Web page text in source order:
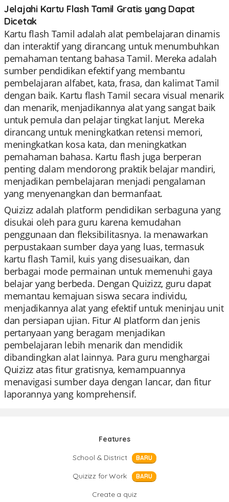
Jelajahi Kartu Flash Tamil Gratis yang Dapat
Dicetak
Kartu flash Tamil adalah alat pembelajaran dinamis
dan interaktif yang dirancang untuk menumbuhkan
pemahaman tentang bahasa Tamil. Mereka adalah
sumber pendidikan efektif yang membantu
pembelajaran alfabet, kata, frasa, dan kalimat Tamil
dengan baik. Kartu flash Tamil secara visual menarik
dan menarik, menjadikannya alat yang sangat baik
untuk pemula dan pelajar tingkat lanjut. Mereka
dirancang untuk meningkatkan retensi memori,
meningkatkan kosa kata, dan meningkatkan
pemahaman bahasa. Kartu flash juga berperan
penting dalam mendorong praktik belajar mandiri,
menjadikan pembelajaran menjadi pengalaman
yang menyenangkan dan bermanfaat.
Quizizz adalah platform pendidikan serbaguna yang
disukai oleh para guru karena kemudahan
penggunaan dan fleksibilitasnya. Ia menawarkan
perpustakaan sumber daya yang luas, termasuk
kartu flash Tamil, kuis yang disesuaikan, dan
berbagai mode permainan untuk memenuhi gaya
belajar yang berbeda. Dengan Quizizz, guru dapat
memantau kemajuan siswa secara individu,
menjadikannya alat yang efektif untuk meninjau unit
dan persiapan ujian. Fitur AI platform dan jenis
pertanyaan yang beragam menjadikan
pembelajaran lebih menarik dan mendidik
dibandingkan alat lainnya. Para guru menghargai
Quizizz atas fitur gratisnya, kemampuannya
menavigasi sumber daya dengan lancar, dan fitur
laporannya yang komprehensif.
Features
School & District
BARU
Quizizz for Work BARU
Create a quiz